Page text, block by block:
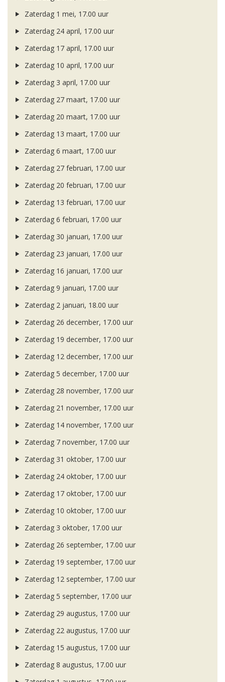
Zaterdag 1 mei, 17.00 uur
Zaterdag 24 april, 17.00 uur
Zaterdag 17 april, 17.00 uur
Zaterdag 10 april, 17.00 uur
Zaterdag 3 april, 17.00 uur
Zaterdag 27 maart, 17.00 uur
Zaterdag 20 maart, 17.00 uur
Zaterdag 13 maart, 17.00 uur
Zaterdag 6 maart, 17.00 uur
Zaterdag 27 februari, 17.00 uur
Zaterdag 20 februari, 17.00 uur
Zaterdag 13 februari, 17.00 uur
Zaterdag 6 februari, 17.00 uur
Zaterdag 30 januari, 17.00 uur
Zaterdag 23 januari, 17.00 uur
Zaterdag 16 januari, 17.00 uur
Zaterdag 9 januari, 17.00 uur
Zaterdag 2 januari, 18.00 uur
Zaterdag 26 december, 17.00 uur
Zaterdag 19 december, 17.00 uur
Zaterdag 12 december, 17.00 uur
Zaterdag 5 december, 17.00 uur
Zaterdag 28 november, 17.00 uur
Zaterdag 21 november, 17.00 uur
Zaterdag 14 november, 17.00 uur
Zaterdag 7 november, 17.00 uur
Zaterdag 31 oktober, 17.00 uur
Zaterdag 24 oktober, 17.00 uur
Zaterdag 17 oktober, 17.00 uur
Zaterdag 10 oktober, 17.00 uur
Zaterdag 3 oktober, 17.00 uur
Zaterdag 26 september, 17.00 uur
Zaterdag 19 september, 17.00 uur
Zaterdag 12 september, 17.00 uur
Zaterdag 5 september, 17.00 uur
Zaterdag 29 augustus, 17.00 uur
Zaterdag 22 augustus, 17.00 uur
Zaterdag 15 augustus, 17.00 uur
Zaterdag 8 augustus, 17.00 uur